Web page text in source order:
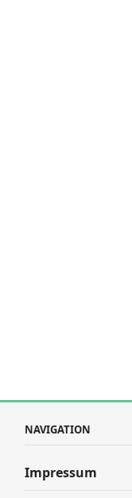
NAVIGATION
Impressum